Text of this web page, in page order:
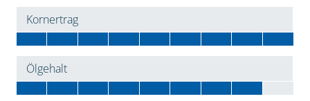
Kornertrag
Ölgehalt